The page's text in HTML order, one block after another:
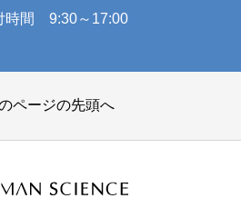
時間 9:30～17:00
ページの先頭へ